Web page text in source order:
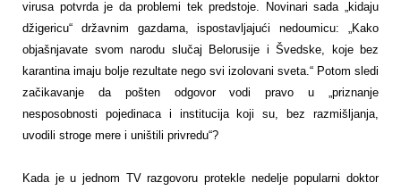
virusa potvrda je da problemi tek predstoje. Novinari sada „kidaju
džigericu“ državnim gazdama, ispostavljajući nedoumicu: „Kako
objašnjavate svom narodu slučaj Belorusije i Švedske, koje bez
karantina imaju bolje rezultate nego svi izolovani sveta.“ Potom sledi
začikavanje da pošten odgovor vodi pravo u „priznanje
nesposobnosti pojedinaca i institucija koji su, bez razmišljanja,
uvodili stroge mere i uništili privredu“?
Kada je u jednom TV razgovoru protekle nedelje popularni doktor